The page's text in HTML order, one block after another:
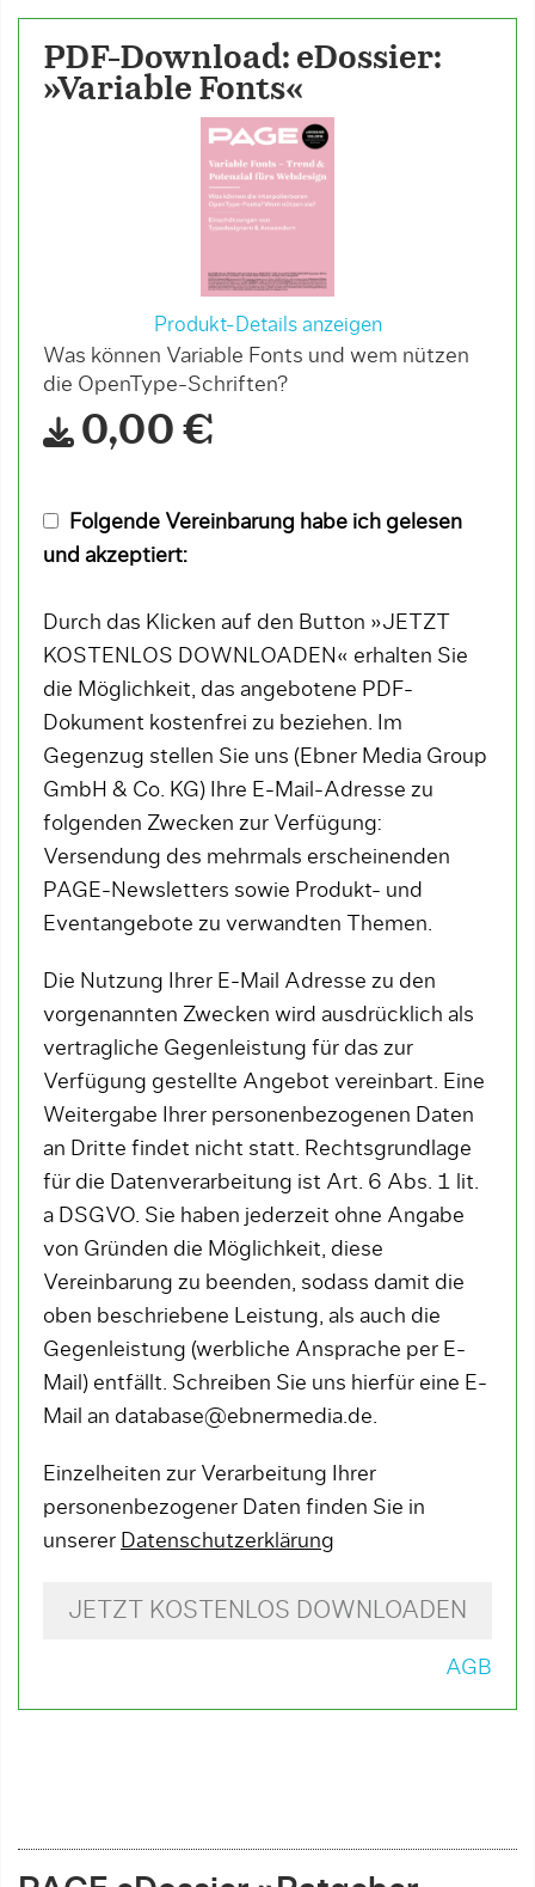
PDF-Download: eDossier:
»Variable Fonts«
Produkt-Details anzeigen
Was können Variable Fonts und wem nützen
die OpenType-Schriften?
0,00 €
Folgende Vereinbarung habe ich gelesen
und akzeptiert:
Durch das Klicken auf den Button »JETZT
KOSTENLOS DOWNLOADEN« erhalten Sie
die Möglichkeit, das angebotene PDF-
Dokument kostenfrei zu beziehen. Im
Gegenzug stellen Sie uns (Ebner Media Group
GmbH & Co. KG) Ihre E-Mail-Adresse zu
folgenden Zwecken zur Verfügung:
Versendung des mehrmals erscheinenden
PAGE-Newsletters sowie Produkt- und
Eventangebote zu verwandten Themen.
Die Nutzung Ihrer E-Mail Adresse zu den
vorgenannten Zwecken wird ausdrücklich als
vertragliche Gegenleistung für das zur
Verfügung gestellte Angebot vereinbart. Eine
Weitergabe Ihrer personenbezogenen Daten
an Dritte findet nicht statt. Rechtsgrundlage
für die Datenverarbeitung ist Art. 6 Abs. 1 lit.
a DSGVO. Sie haben jederzeit ohne Angabe
von Gründen die Möglichkeit, diese
Vereinbarung zu beenden, sodass damit die
oben beschriebene Leistung, als auch die
Gegenleistung (werbliche Ansprache per E-
Mail) entfällt. Schreiben Sie uns hierfür eine E-
Mail an database@ebnermedia.de.
Einzelheiten zur Verarbeitung Ihrer
personenbezogener Daten finden Sie in
unserer Datenschutzerklärung
JETZT KOSTENLOS DOWNLOADEN
AGB